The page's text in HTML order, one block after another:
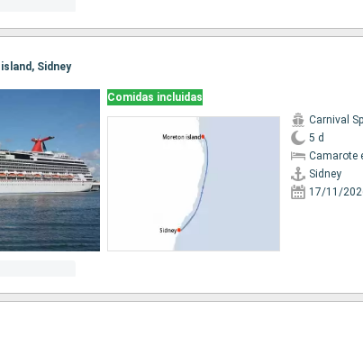
Sidney
Comidas incluidas
Carnival
5 d
Camarote
Sidney
17/11/